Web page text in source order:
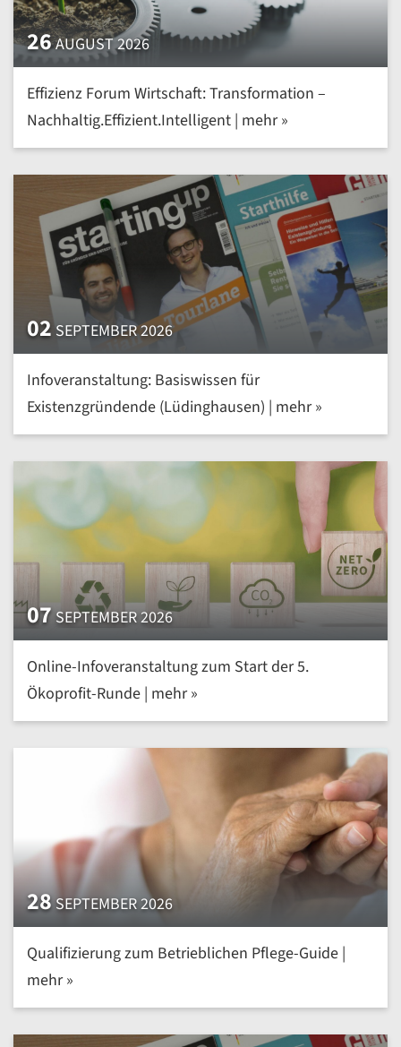
26AUGUST 2026
Effizienz Forum Wirtschaft: Transformation –
Nachhaltig.Effizient.Intelligent | mehr »
02 SEPTEMBER 2026
Infoveranstaltung: Basiswissen für
Existenzgründende (Lüdinghausen) | mehr »
07SEPTEMBER 2026
Online-Infoveranstaltung zum Start der 5.
Ökoprofit-Runde | mehr »
28SEPTEMBER 2026
Qualifizierung zum Betrieblichen Pflege-Guide |
mehr »